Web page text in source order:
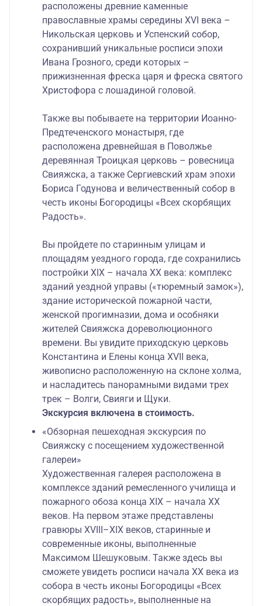
расположены древние каменные
православные храмы середины XVI века –
Никольская церковь и Успенский собор,
сохранивший уникальные росписи эпохи
Ивана Грозного, среди которых –
прижизненная фреска царя и фреска святого
Христофора с лошадиной головой.
Также вы побываете на территории Иоанно-
Предтеченского монастыря, где
расположена древнейшая в Поволжье
деревянная Троицкая церковь – ровесница
Свияжска, а также Сергиевский храм эпохи
Бориса Годунова и величественный собор в
честь иконы Богородицы «Всех скорбящих
Радость».
Вы пройдете по старинным улицам и
площадям уездного города, где сохранились
постройки XIX – начала XX века: комплекс
зданий уездной управы («тюремный замок»),
здание исторической пожарной части,
женской прогимназии, дома и особняки
жителей Свияжска дореволюционного
времени. Вы увидите приходскую церковь
Константина и Елены конца XVII века,
живописно расположенную на склоне холма,
и насладитесь панорамными видами трех
трек – Волги, Свияги и Щуки.
Экскурсия включена в стоимость.
«Обзорная пешеходная экскурсия по
Свияжску с посещением художественной
галереи»
Художественная галерея расположена в
комплексе зданий ремесленного училища и
пожарного обоза конца XIX – начала XX
веков. На первом этаже представлены
гравюры XVIII–XIX веков, старинные и
современные иконы, выполненные
Максимом Шешуковым. Также здесь вы
сможете увидеть росписи начала XX века из
собора в честь иконы Богородицы «Всех
скорбящих радость», выполненные на